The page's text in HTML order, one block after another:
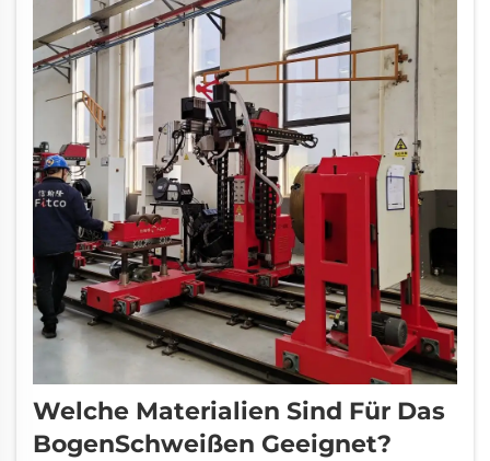
Welche Materialien Sind Für Das
BogenSchweißen Geeignet?